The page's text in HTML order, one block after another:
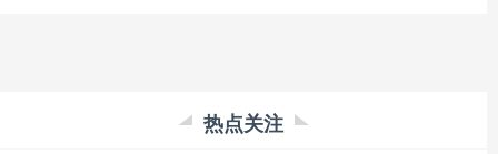
热点关注